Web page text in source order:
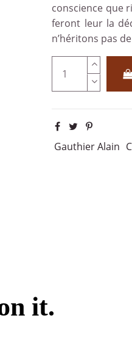
conscience que
feront leur la
n’héritons pas
Gauthier Alain